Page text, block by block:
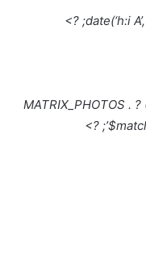
//= ($match[“AwayTeamSmallLogo’]) ? MATRIX_PHOTOS .